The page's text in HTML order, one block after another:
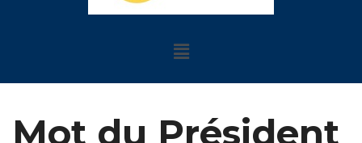
Mot du Président